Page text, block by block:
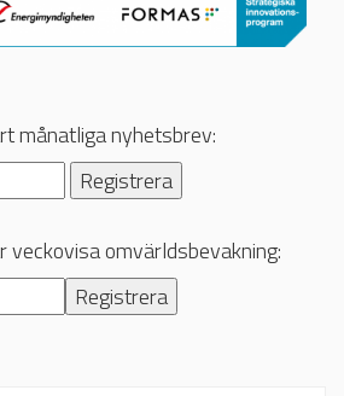
månatliga nyhetsbrev:
veckovisa omvärldsbevakning: